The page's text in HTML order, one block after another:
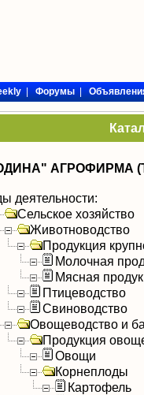
|Форумы|
АГРОФИРМА
деятельности:
Сельское хозяйство
Животноводство
Продукция
Молочная
Мясная
Птицеводство
Свиноводство
Овощеводство и
Продукция
Овощи
Корнеплоды
Картофель